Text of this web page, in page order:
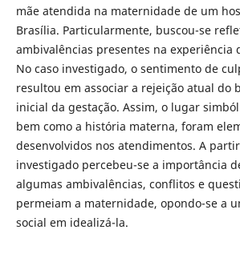
mãe atendida na maternidade de um
Brasília. Particularmente, buscou-se
ambivalências presentes na experiência
No caso investigado, o sentimento de
resultou em associar a rejeição atual do
inicial da gestação. Assim, o lugar
bem como a história materna, foram
desenvolvidos nos atendimentos. A
investigado percebeu-se a importância
algumas ambivalências, conflitos e
permeiam a maternidade, opondo-se a
social em idealizá-la.